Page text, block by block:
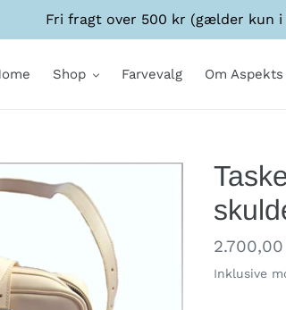
Fri fragt over 500 kr (gælder kun i
Shop Farvevalg Om Aspekts
Inklusive